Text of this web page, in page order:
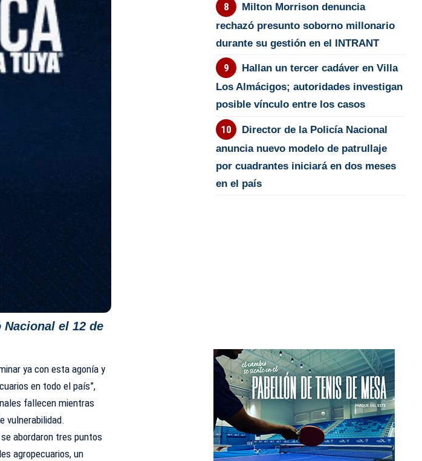
el 12 de
ya con esta agonía y
en todo el país”,
fallecen mientras
vulnerabilidad.
abordaron tres puntos
agropecuarios, un
Milton Morrison denuncia
rechazó presunto soborno millonario
durante su gestión en el INTRANT
Hallan un tercer cadáver en Villa
Los Almácigos; autoridades investigan
posible vínculo entre los casos
Director de la Policía Nacional
anuncia nuevo modelo de patrullaje
por cuadrantes iniciará en dos meses
en el país